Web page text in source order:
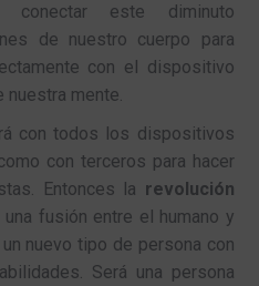
conectar este diminuto
de nuestro cuerpo para
con el dispositivo
nuestra mente.
con todos los dispositivos
con terceros para hacer
Entonces la revolución
fusión entre el humano y
nuevo tipo de persona con
Será una persona